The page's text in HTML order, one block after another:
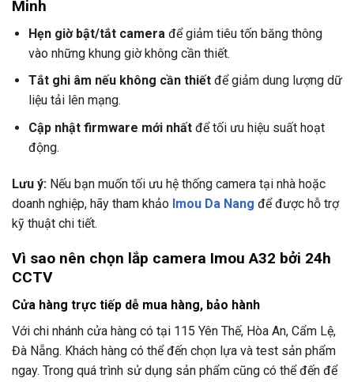
Minh
Hẹn giờ bật/tắt camera để giảm tiêu tốn băng thông
vào những khung giờ không cần thiết.
Tắt ghi âm nếu không cần thiếtđể giảm dung lượng dữ
liệu tải lên mạng.
Cập nhật firmware mới nhấtđể tối ưu hiệu suất hoạt
động.
Lưu ý: Nếu bạn muốn tối ưu hệ thống camera tại nhà hoặc
doanh nghiệp, hãy tham khảo Imou Da Nang để được hỗ trợ
kỹ thuật chi tiết.
Vì sao nên chọn lắp camera Imou A32 bởi 24h
CCTV
Cửa hàng trực tiếp dễ mua hàng, bảo hành
Với chi nhánh cửa hàng có tại 115 Yên Thế, Hòa An, Cẩm Lệ,
Đà Nẵng. Khách hàng có thể đến chọn lựa và test sản phẩm
ngay. Trong quá trình sử dụng sản phẩm cũng có thể đến để